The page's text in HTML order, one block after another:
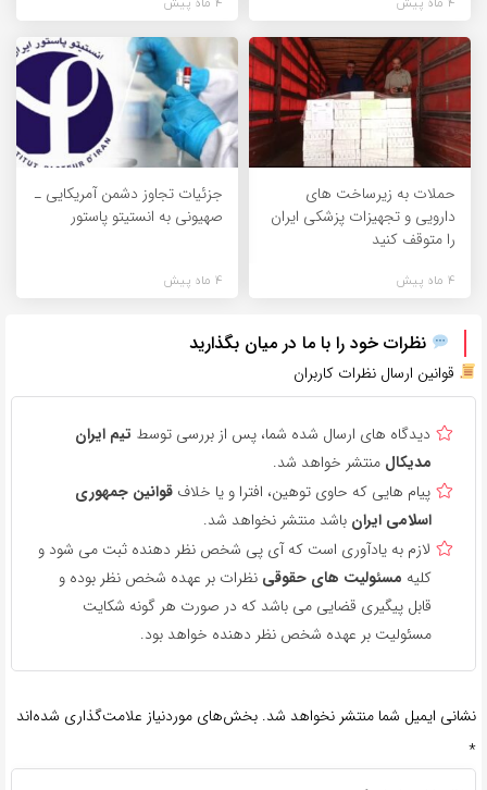
حملات به زیرساخت های
دارویی و تجهیزات پزشکی ایران
را متوقف کنید
4 ماه پیش
جزئیات تجاوز دشمن آمریکایی‌ ـ
صهیونی به انستیتو پاستور
4 ماه پیش
نظرات خود را با ما در میان بگذارید
قوانین ارسال نظرات کاربران
دیدگاه های ارسال شده شما، پس از بررسی توسط تیم ایران
مدیکال منتشر خواهد شد.
پیام هایی که حاوی توهین، افترا و یا خلاف قوانین جمهوری
اسلامی ایران باشد منتشر نخواهد شد.
لازم به یادآوری است که آی پی شخص نظر دهنده ثبت می شود و
کلیه مسئولیت های حقوقی نظرات بر عهده شخص نظر بوده و
قابل پیگیری قضایی می باشد که در صورت هر گونه شکایت
مسئولیت بر عهده شخص نظر دهنده خواهد بود.
نشانی ایمیل شما منتشر نخواهد شد. بخش‌های موردنیاز علامت‌گذاری شده‌اند
*